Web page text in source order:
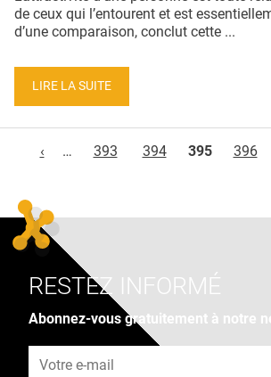
de ceux qui l’entourent et est
d’une comparaison, conclut cette ...
LIRE LA SUITE
‹
… 393 394 395 396
RESTEZ INFORMÉ
Abonnez-vous gratuitement à notre